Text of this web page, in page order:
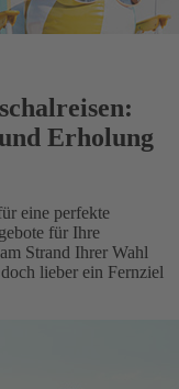
Erholung
eine perfekte
für Ihre
Strand Ihrer Wahl
lieber ein Fernziel